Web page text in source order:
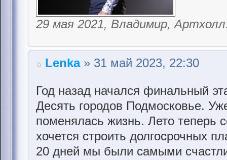
29 мая 2021, Владимир,
Lenka» 31 май 2023, 22:30
Год назад начался финальный
Десять городов Подмосковье.
поменялась жизнь. Лето теперь
хочется строить долгосрочных
20 дней мы были самыми